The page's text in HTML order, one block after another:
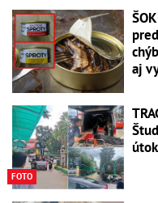
aj
FOTO